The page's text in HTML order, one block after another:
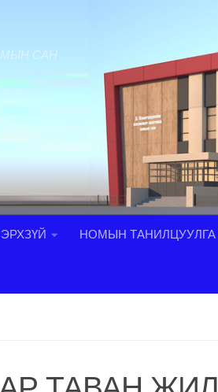
САН
НОМЫН ТАНИЛЦУУЛГА